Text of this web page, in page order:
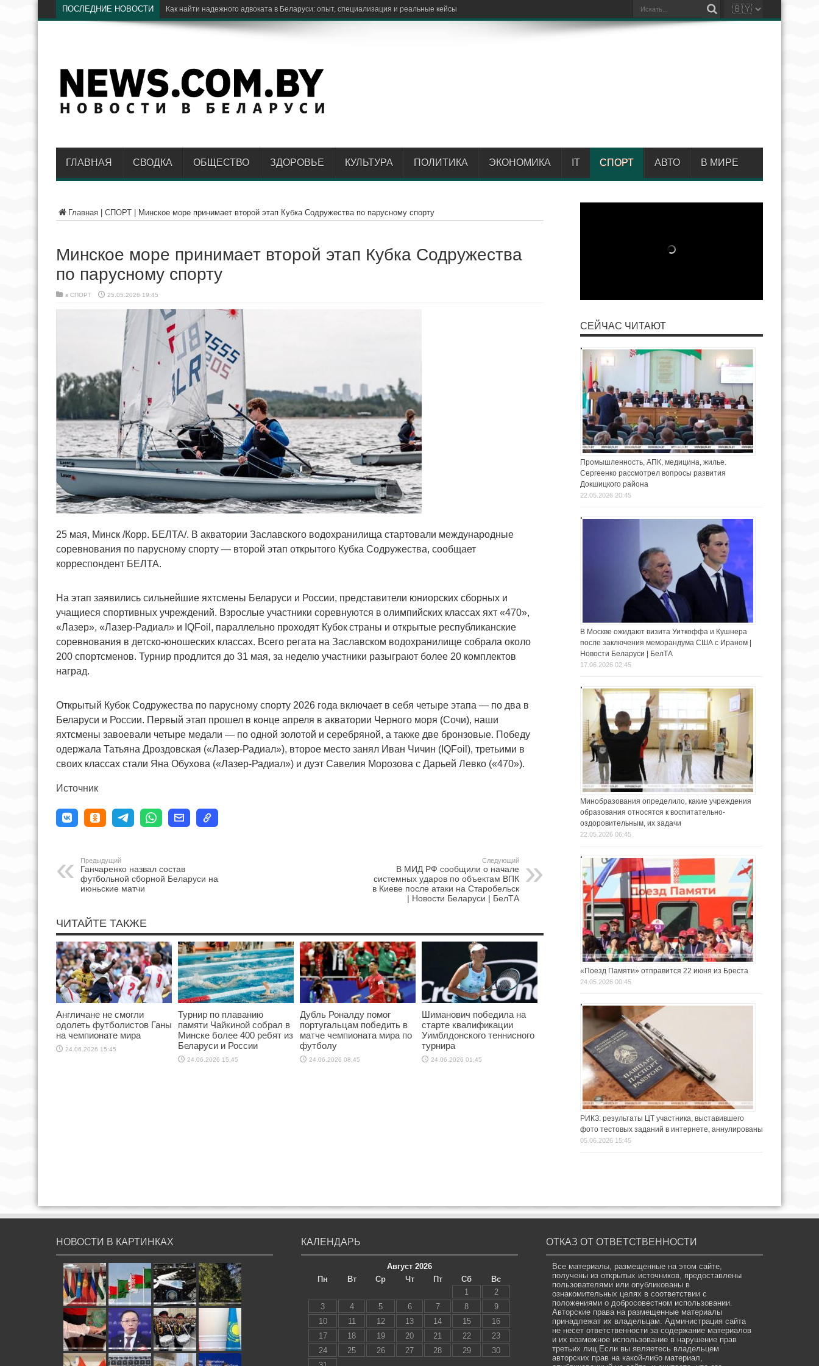
ПОСЛЕДНИЕ НОВОСТИ
ГЛАВНАЯ СВОДКА ОБЩЕСТВО ЗДОРОВЬЕ КУЛЬТУРА ПОЛИТИКА ЭКОНОМИКА IT СПОРТ АВТО В МИРЕ
Главная СПОРТ Минское море принимает второй этап Кубка Содружества по парусному спорту
Минское море принимает второй этап Кубка Содружества
по парусному спорту
в СПОРТ 25.05.2026 19:45
25 мая, Минск /Корр. БЕЛТА/. В акватории Заславского водохранилища стартовали международные
соревнования по парусному спорту — второй этап открытого Кубка Содружества, сообщает
корреспондент БЕЛТА.
На этап заявились сильнейшие яхтсмены Беларуси и России, представители юниорских сборных и
учащиеся спортивных учреждений. Взрослые участники соревнуются в олимпийских классах яхт «470»,
«Лазер», «Лазер-Радиал» и IQFoil, параллельно проходят Кубок страны и открытые республиканские
соревнования в детско-юношеских классах. Всего регата на Заславском водохранилище собрала около
200 спортсменов. Турнир продлится до 31 мая, за неделю участники разыграют более 20 комплектов
наград.
Открытый Кубок Содружества по парусному спорту 2026 года включает в себя четыре этапа — по два в
Беларуси и России. Первый этап прошел в конце апреля в акватории Черного моря (Сочи), наши
яхтсмены завоевали четыре медали — по одной золотой и серебряной, а также две бронзовые. Победу
одержала Татьяна Дроздовская («Лазер-Радиал»), второе место занял Иван Чичин (IQFoil), третьими в
своих классах стали Яна Обухова («Лазер-Радиал») и дуэт Савелия Морозова с Дарьей Левко («470»).
Источник
Предыдущий
Ганчаренко назвал состав
футбольной сборной Беларуси на
июньские матчи
Следующий
В МИД РФ сообщили о начале
системных ударов по объектам ВПК
в Киеве после атаки на Старобельск
| Новости Беларуси | БелТА
ЧИТАЙТЕ ТАКЖЕ
Англичане не смогли
одолеть футболистов Ганы
на чемпионате мира
24.06.2026 15:45
Турнир по плаванию
памяти Чайкиной собрал в
Минске более 400 ребят из
Беларуси и России
24.06.2026 15:45
Дубль Роналду помог
португальцам победить в
матче чемпионата мира по
футболу
24.06.2026 08:45
Шиманович победила на
старте квалификации
Уимблдонского теннисного
турнира
24.06.2026 01:45
СЕЙЧАС ЧИТАЮТ
Промышленность, АПК, медицина, жилье.
Сергеенко рассмотрел вопросы развития
Докшицкого района
22.05.2026 20:45
В Москве ожидают визита Уиткоффа и Кушнера
после заключения меморандума США с Ираном |
Новости Беларуси | БелТА
17.06.2026 02:45
Минобразования определило, какие учреждения
образования относятся к воспитательно-
оздоровительным, их задачи
22.05.2026 06:45
«Поезд Памяти» отправится 22 июня из Бреста
24.05.2026 00:45
РИКЗ: результаты ЦТ участника, выставившего
фото тестовых заданий в интернете, аннулированы
05.06.2026 15:45
НОВОСТИ В КАРТИНКАХ КАЛЕНДАРЬ
Август 2026
Пн
Вт Ср Чт Пт Сб
Вс
1
2
3
4 5 6 7 8
9
10
11 12 13 14 15
16
17
18 19 20 21 22
23
24
25 26 27 28 29
30
ОТКАЗ ОТ ОТВЕТСТВЕННОСТИ
Все материалы, размещенные на этом сайте,
получены из открытых источников, предоставлены
пользователями или опубликованы в
ознакомительных целях в соответствии с
положениями о добросовестном использовании.
Авторские права на размещенные материалы
принадлежат их владельцам. Администрация сайта
не несет ответственности за содержание материалов
и их возможное использование в нарушение прав
третьих лиц.Если вы являетесь владельцем
авторских прав на какой-либо материал,